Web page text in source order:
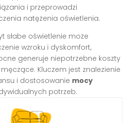
i przeprowadzi
natężenia oświetlenia.
słabe oświetlenie może
wzroku i dyskomfort,
generuje niepotrzebne koszty
Kluczem jest znalezienie
i dostosowanie mocy
potrzeb.